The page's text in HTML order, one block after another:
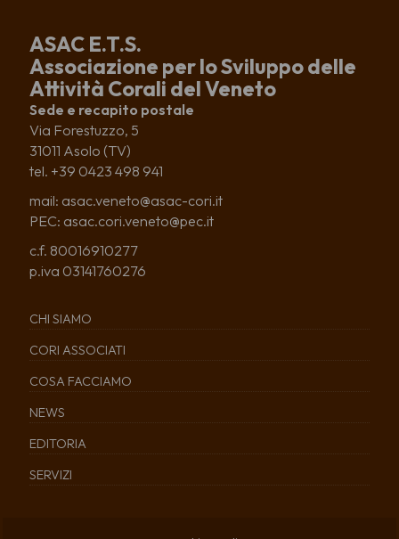
ASAC E.T.S.
Associazione per lo Sviluppo delle
Attività Corali del Veneto
Sede e recapito postale
Via Forestuzzo, 5
31011 Asolo (TV)
tel. +39 0423 498 941
mail: asac.veneto@asac-cori.it
PEC: asac.cori.veneto@pec.it
c.f. 80016910277
p.iva 03141760276
CHI SIAMO
CORI ASSOCIATI
COSA FACCIAMO
NEWS
EDITORIA
SERVIZI